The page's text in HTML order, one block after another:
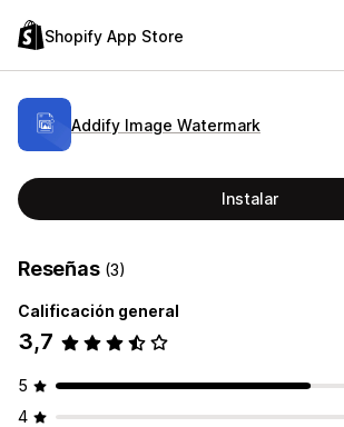
Shopify App Store
Addify Image Watermark
Instalar
Reseñas (3)
Calificación general
3,7
5
4